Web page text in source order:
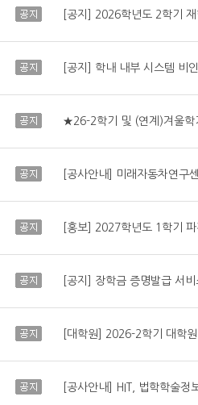
공지 [공지] 2026학년도 2학
공지 [공지] 학내 내부 시스템 비
공지 ★26-2학기 및 (연계)겨울학
공지 [공사안내] 미래자동차연구
공지 [홍보] 2027학년도 1학기
공지 [공지] 장학금 증명발급 서
공지 [대학원] 2026-2학기 대학
공지 [공사안내] HIT, 법학학술정